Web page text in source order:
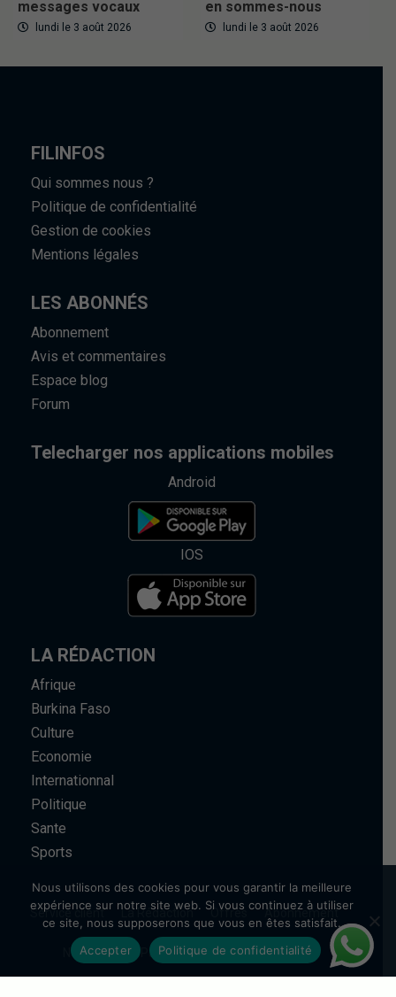
messages vocaux
lundi le 3 août 2026
en sommes-nous
lundi le 3 août 2026
FILINFOS
Qui sommes nous ?
Politique de confidentialité
Gestion de cookies
Mentions légales
LES ABONNÉS
Abonnement
Avis et commentaires
Espace blog
Forum
Telecharger nos applications mobiles
Android
IOS
LA RÉDACTION
Afrique
Burkina Faso
Culture
Economie
Internationnal
Politique
Sante
Sports
Service client La Rédaction Offres Abonnement
Newsletter Partenariat Nous contacter
Nous utilisons des cookies pour vous garantir la meilleure
expérience sur notre site web. Si vous continuez à utiliser
ce site, nous supposerons que vous en êtes satisfait.
Accepter
Politique de confidentialité